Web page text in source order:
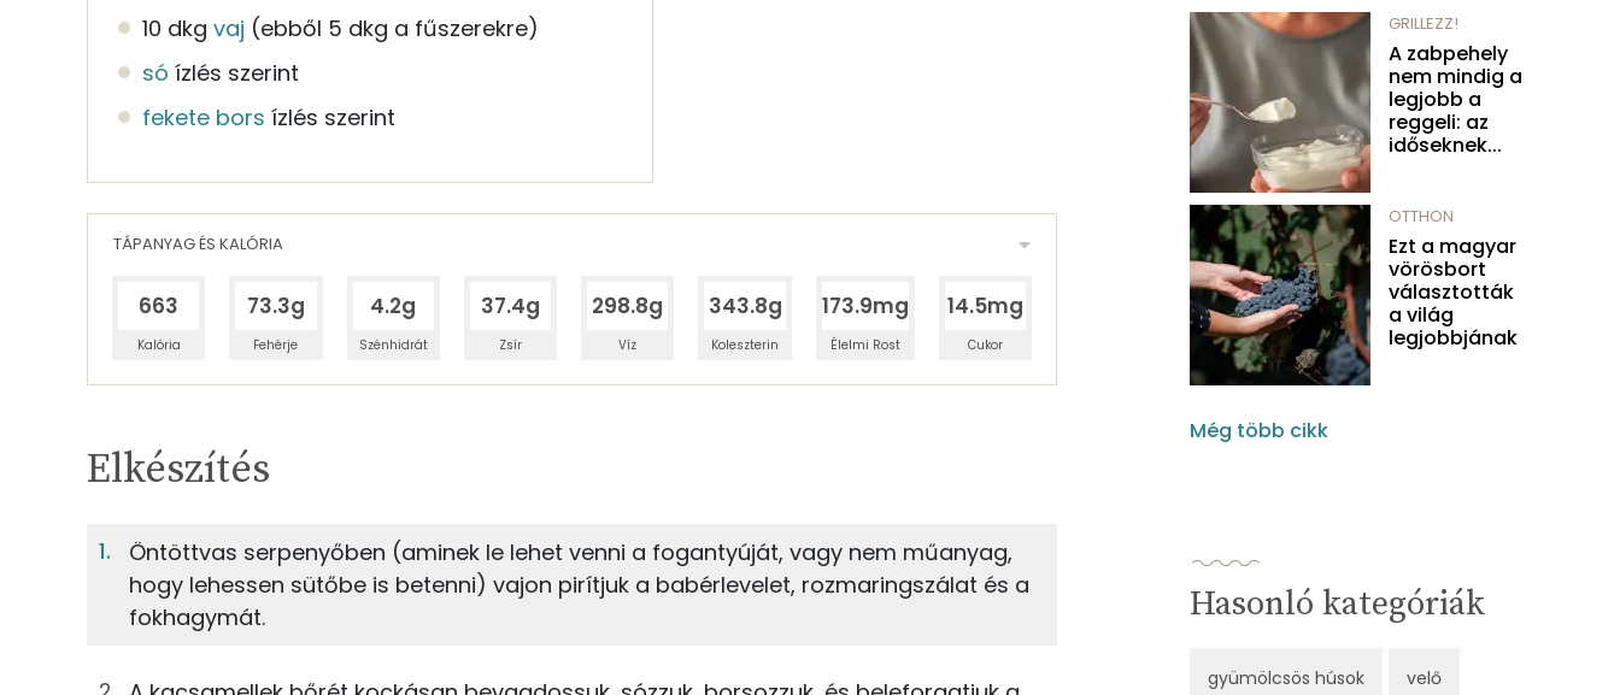
10 dkg vaj (ebből 5 dkg a fűszerekre)
só ízlés szerint
fekete bors ízlés szerint
TÁPANYAG ÉS KALÓRIA
663
Kalória
73.3g
Fehérje
4.2g
Szénhidrát
37.4g
Zsír
298.8g
Víz
343.8g
Koleszterin
173.9mg
Élelmi Rost
14.5mg
Cukor
400gkacsamell
540 kcal
TÁPANYAGTARTALOM
18%
1%
Szénhidrát
9%
72%
TOP ásványi anyagok TOP vitaminok
Elkészítés
Öntöttvas serpenyőben (aminek le lehet venni a fogantyúját, vagy nem műanyag,
hogy lehessen sütőbe is betenni) vajon pirítjuk a babérlevelet, rozmaringszálat és a
fokhagymát.
GRILLEZZ!
A zabpehely
nem mindig a
legjobb a
reggeli: az
időseknek...
OTTHON
Ezt a magyar
vörösbort
választották
a világ
legjobbjának
Még több cikk
Hasonló kategóriák
gyümölcsös húsok velő